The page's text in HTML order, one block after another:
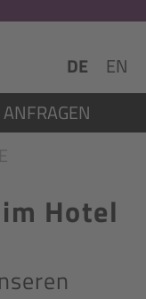
DE
EN
ANFRAGEN
Hotel